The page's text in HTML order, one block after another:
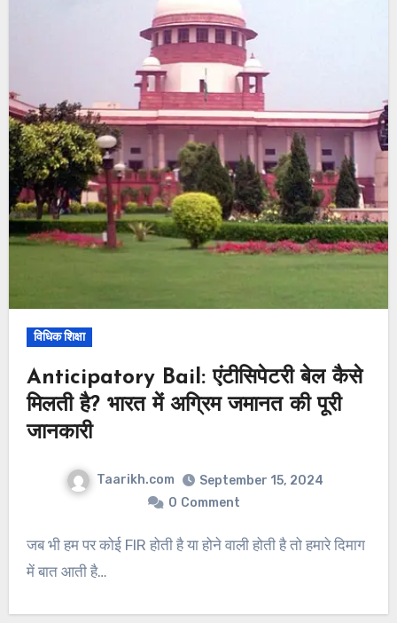
विधिक शिक्षा
Anticipatory Bail: एंटीसिपेटरी बेल कैसे
मिलती है? भारत में अग्रिम जमानत की पूरी
जानकारी
Taarikh.com
September 15, 2024
0 Comment
जब भी हम पर कोई FIR होती है या होने वाली होती है तो हमारे दिमाग
में बात आती है…